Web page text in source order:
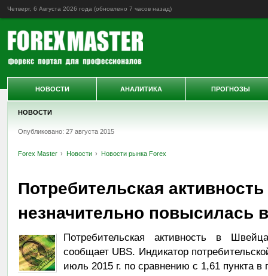
Четверг, 6 Августа 2026 года (обновлено 7 часов назад)
НОВОСТИ
Опубликовано: 27 августа 2015
Forex Master Новости Новости рынка Forex
Потребительская
незначительно повысилась
Потребительская активность в
сообщает UBS. Индикатор
июль 2015 г. по сравнению с 1,61 пункта
НОВОСТИ АНАЛИТИКА ПРОГНОЗЫ